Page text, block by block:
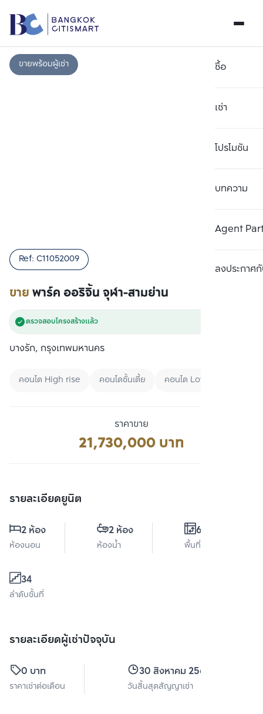
ซื้อ
เช่า
โปรโมชัน
บทความ
Agent
ลงประกาศกั
ขายพร้อมผู้เช่า
ขายพาร์ค ออริจิ้น จุฬา-สามย่าน
Ref: C11052009
ตรวจสอบโครงสร้างแล้ว
บางรัก, กรุงเทพมหานคร
คอนโด High rise คอนโดชั้นเตี้ย คอนโด Low rise
ราคาขาย
21,730,000 บาท
รายละเอียดยูนิต
2 ห้อง
ห้องนอน
2 ห้อง
ห้องน้ำ
60 ตร.ม.
พื้นที่ใช้สอย
34
ลำดับชั้นที่
รายละเอียดผู้เช่าปัจจุบัน
0 บาท
ราคาเช่าต่อเดือน
30 สิงหาคม 2569
วันสิ้นสุดสัญญาเช่า
เปรียบเทียบ